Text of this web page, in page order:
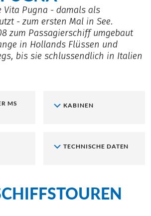
Vita Pugna - damals als
- zum ersten Mal in See.
zum Passagierschiff umgebaut
in Hollands Flüssen und
bis sie schlussendlich in Italien
MS
KABINEN
TECHNISCHE DATEN